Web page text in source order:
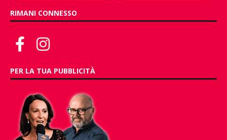
RIMANI CONNESSO
PER LA TUA PUBBLICITÀ